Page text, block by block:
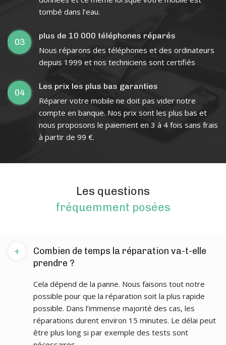
tombé dans l’eau.
03
plus de 10 000 téléphones réparés
Nous réparons des téléphones et des ordinateurs
depuis 1999 et nos techniciens sont certifiés
04
Les prix les plus bas garanties
Réparer votre mobile ne doit pas vider notre
compte en banque. Nos prix sont les plus bas et
nous proposons le paiement en 3 à 4 fois sans frais
à partir de 99 €.
Les questions
fréquemment posées
Combien de temps la réparation va-t-elle
prendre ?
+
Cela dépend de la panne. Nous faisons tout notre
possible pour que la réparation soit la plus rapide
possible. Dans l’immense majorité des cas, les
réparations durent environ 15 minutes. Le délai peut
être plus long si par exemple des tests sont